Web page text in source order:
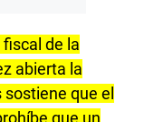
de la
abierta la
sostiene que el
que un